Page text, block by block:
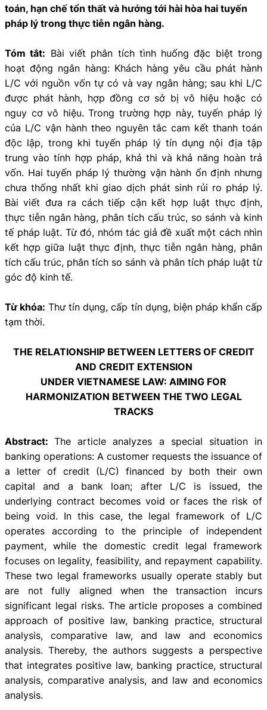
toán, hạn chế tổn thất và hướng tới hài hòa hai tuyến
pháp lý trong thực tiễn ngân hàng.
Tóm tắt: Bài viết phân tích tình huống đặc biệt trong
hoạt động ngân hàng: Khách hàng yêu cầu phát hành
L/C với nguồn vốn tự có và vay ngân hàng; sau khi L/C
được phát hành, hợp đồng cơ sở bị vô hiệu hoặc có
nguy cơ vô hiệu. Trong trường hợp này, tuyến pháp lý
của L/C vận hành theo nguyên tắc cam kết thanh toán
độc lập, trong khi tuyến pháp lý tín dụng nội địa tập
trung vào tính hợp pháp, khả thi và khả năng hoàn trả
vốn. Hai tuyến pháp lý thường vận hành ổn định nhưng
chưa thống nhất khi giao dịch phát sinh rủi ro pháp lý.
Bài viết đưa ra cách tiếp cận kết hợp luật thực định,
thực tiễn ngân hàng, phân tích cấu trúc, so sánh và kinh
tế pháp luật. Từ đó, nhóm tác giả đề xuất một cách nhìn
kết hợp giữa luật thực định, thực tiễn ngân hàng, phân
tích cấu trúc, phân tích so sánh và phân tích pháp luật từ
góc độ kinh tế.
Từ khóa: Thư tín dụng, cấp tín dụng, biện pháp khẩn cấp
tạm thời.
THE RELATIONSHIP BETWEEN LETTERS OF CREDIT
AND CREDIT EXTENSION
UNDER VIETNAMESE LAW: AIMING FOR
HARMONIZATION BETWEEN THE TWO LEGAL
TRACKS
Abstract:The article analyzes a special situation in
banking operations: A customer requests the issuance of
a letter of credit (L/C) financed by both their own
capital and a bank loan; after L/C is issued, the
underlying contract becomes void or faces the risk of
being void. In this case, the legal framework of L/C
operates according to the principle of independent
payment, while the domestic credit legal framework
focuses on legality, feasibility, and repayment capability.
These two legal frameworks usually operate stably but
are not fully aligned when the transaction incurs
significant legal risks. The article proposes a combined
approach of positive law, banking practice, structural
analysis, comparative law, and law and economics
analysis. Thereby, the authors suggests a perspective
that integrates positive law, banking practice, structural
analysis, comparative analysis, and law and economics
analysis.